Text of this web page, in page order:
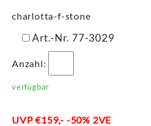
charlotta-f-stone
Art.-Nr. 77-3029
Anzahl:
verfügbar
UVP €159,- -50% 2VE